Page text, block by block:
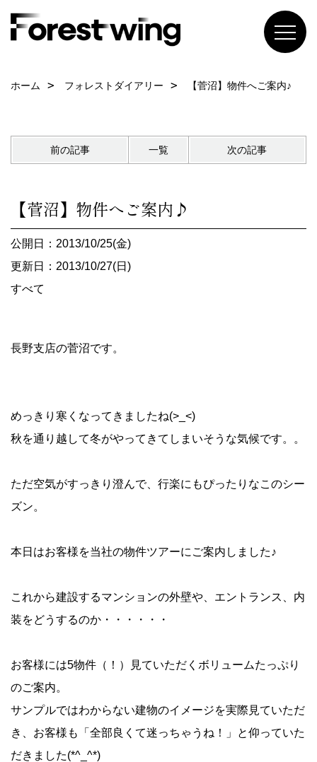
ホーム フォレストダイアリー 【菅沼】物件へご案内♪
前の記事 一覧 次の記事
【菅沼】物件へご案内♪
公開日：2013/10/25(金)
更新日：2013/10/27(日)
すべて
長野支店の菅沼です。
めっきり寒くなってきましたね(>_<)
秋を通り越して冬がやってきてしまいそうな気候です。。
ただ空気がすっきり澄んで、行楽にもぴったりなこのシー
ズン。
本日はお客様を当社の物件ツアーにご案内しました♪
これから建設するマンションの外壁や、エントランス、内
装をどうするのか・・・・・・
お客様には5物件（！）見ていただくボリュームたっぷり
のご案内。
サンプルではわからない建物のイメージを実際見ていただ
き、お客様も「全部良くて迷っちゃうね！」と仰っていた
だきました(*^_^*)